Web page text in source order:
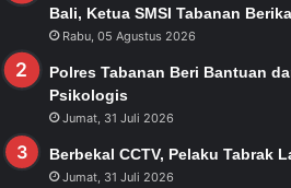
Bali, Ketua SMSI Tabanan
Rabu, 05 Agustus 2026
Polres Tabanan Beri Bantuan
Psikologis
Jumat, 31 Juli 2026
Berbekal CCTV, Pelaku Tabrak
Jumat, 31 Juli 2026